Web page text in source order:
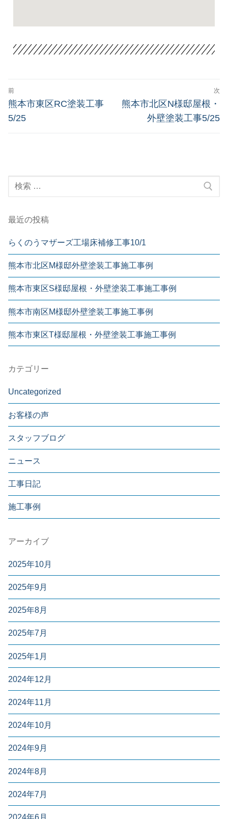
前
熊本市東区RC塗装工事
5/25
次
熊本市北区N様邸屋根・
外壁塗装工事5/25
最近の投稿
らくのうマザーズ工場床補修工事10/1
熊本市北区M様邸外壁塗装工事施工事例
熊本市東区S様邸屋根・外壁塗装工事施工事例
熊本市南区M様邸外壁塗装工事施工事例
熊本市東区T様邸屋根・外壁塗装工事施工事例
カテゴリー
Uncategorized
お客様の声
スタッフブログ
ニュース
工事日記
施工事例
アーカイブ
2025年10月
2025年9月
2025年8月
2025年7月
2025年1月
2024年12月
2024年11月
2024年10月
2024年9月
2024年8月
2024年7月
2024年6月